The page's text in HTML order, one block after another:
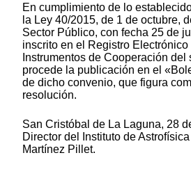
En cumplimiento de lo
la Ley 40/2015, de 1 de octubre,
Sector Público, con fecha 25 de
inscrito en el Registro
Instrumentos de Cooperación
procede la publicación en el
de dicho convenio, que figura
resolución.
San Cristóbal de La Laguna, 28
Director del Instituto de
Martínez Pillet.